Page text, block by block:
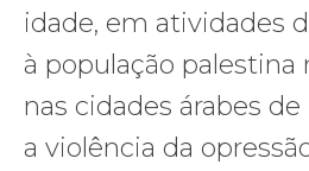
idade, em atividades
à população palestina
nas cidades árabes de
a violência da